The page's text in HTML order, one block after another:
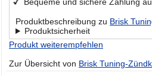
Produktbeschreibung zu Brisk
Produktsicherheit
Produkt weiterempfehlen
Zur Übersicht von Brisk Tuning-